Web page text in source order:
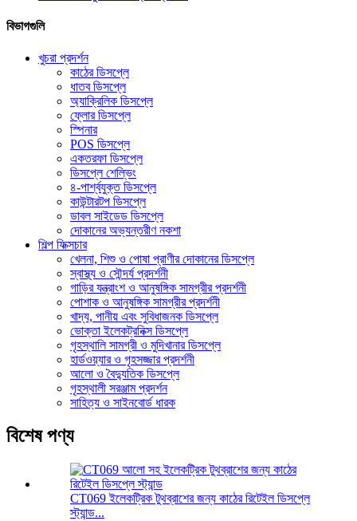
বিভাগগুলি
খুচরা প্রদর্শন
কাঠের ডিসপ্লে
ধাতব ডিসপ্লে
অ্যাক্রিলিক ডিসপ্লে
ফ্লোর ডিসপ্লে
স্পিনার
POS ডিসপ্লে
একতরফা ডিসপ্লে
ডিসপ্লে শেল্ভিং
৪-পার্শ্বযুক্ত ডিসপ্লে
কাউন্টারটপ ডিসপ্লে
ডাবল সাইডেড ডিসপ্লে
দোকানের অভ্যন্তরীণ নকশা
শিল্প ফিক্সচার
খেলনা, শিশু ও পোষা প্রাণীর দোকানের ডিসপ্লে
স্বাস্থ্য ও সৌন্দর্য প্রদর্শনী
গাড়ির যন্ত্রাংশ ও আনুষঙ্গিক সামগ্রীর প্রদর্শনী
পোশাক ও আনুষঙ্গিক সামগ্রীর প্রদর্শনী
খাদ্য, পানীয় এবং সুবিধাজনক ডিসপ্লে
ভোক্তা ইলেকট্রনিক্স ডিসপ্লে
গৃহস্থালি সামগ্রী ও মুদিখানার ডিসপ্লে
হার্ডওয়্যার ও গৃহসজ্জার প্রদর্শনী
আলো ও বৈদ্যুতিক ডিসপ্লে
গৃহস্থালী সরঞ্জাম প্রদর্শন
সাহিত্য ও সাইনবোর্ড ধারক
বিশেষ পণ্য
CT069 ইলেকট্রিক টুথব্রাশের জন্য কাঠের রিটেইল ডিসপ্লে
স্ট্যান্ড...